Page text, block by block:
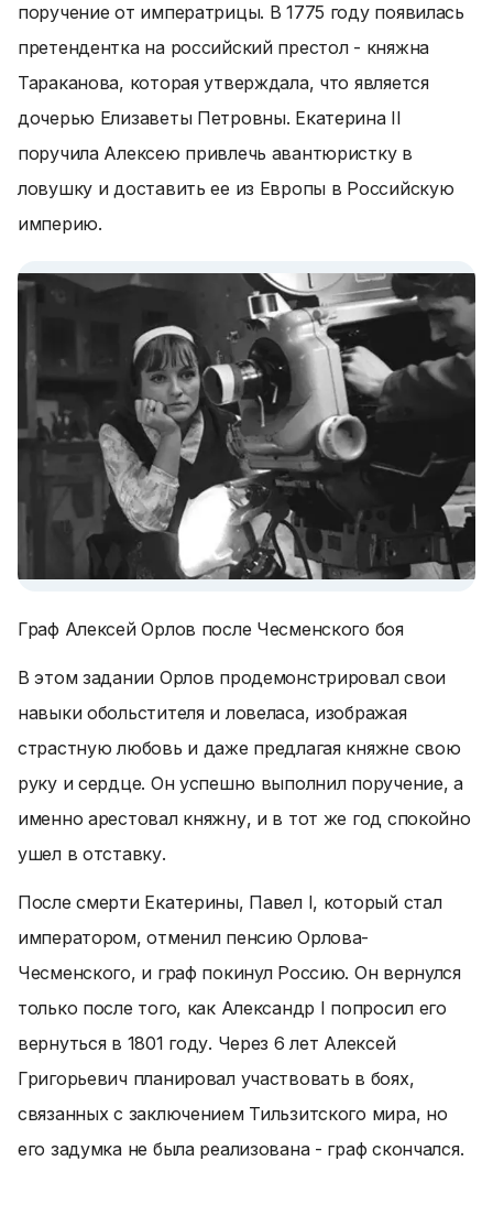
поручение от императрицы. В 1775 году появилась
претендентка на российский престол - княжна
Тараканова, которая утверждала, что является
дочерью Елизаветы Петровны. Екатерина II
поручила Алексею привлечь авантюристку в
ловушку и доставить ее из Европы в Российскую
империю.
Граф Алексей Орлов после Чесменского боя
В этом задании Орлов продемонстрировал свои
навыки обольстителя и ловеласа, изображая
страстную любовь и даже предлагая княжне свою
руку и сердце. Он успешно выполнил поручение, а
именно арестовал княжну, и в тот же год спокойно
ушел в отставку.
После смерти Екатерины, Павел I, который стал
императором, отменил пенсию Орлова-
Чесменского, и граф покинул Россию. Он вернулся
только после того, как Александр I попросил его
вернуться в 1801 году. Через 6 лет Алексей
Григорьевич планировал участвовать в боях,
связанных с заключением Тильзитского мира, но
его задумка не была реализована - граф скончался.